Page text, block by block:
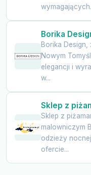
Borika
Borika
Nowym
elegancji i
w...
Sklep z
Sklep z
malowniczym
odzieży
ofercie...